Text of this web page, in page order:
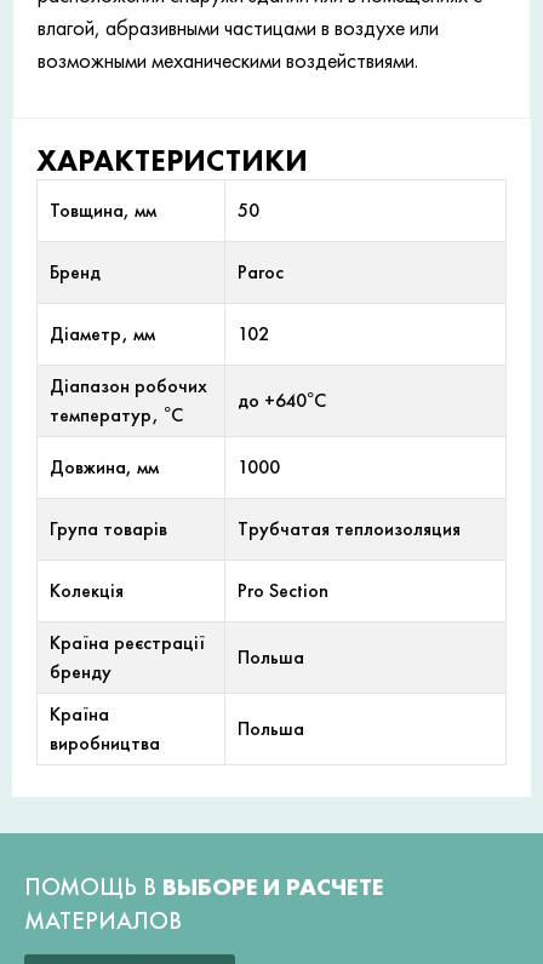
влагой, абразивными частицами в воздухе или
возможными механическими воздействиями.
ХАРАКТЕРИСТИКИ
Товщина, мм 50
Бренд Paroc
Діаметр, мм 102
Діапазон робочих
температур, °С
до +640°С
Довжина, мм 1000
Група товарів Трубчатая теплоизоляция
Колекція Pro Section
Країна реєстрації
бренду
Польша
Країна
виробництва
Польша
ПОМОЩЬ В ВЫБОРЕ И РАСЧЕТЕ
МАТЕРИАЛОВ